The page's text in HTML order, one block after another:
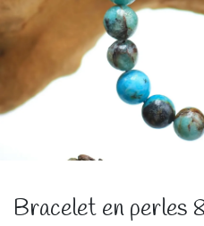
Bracelet en perles